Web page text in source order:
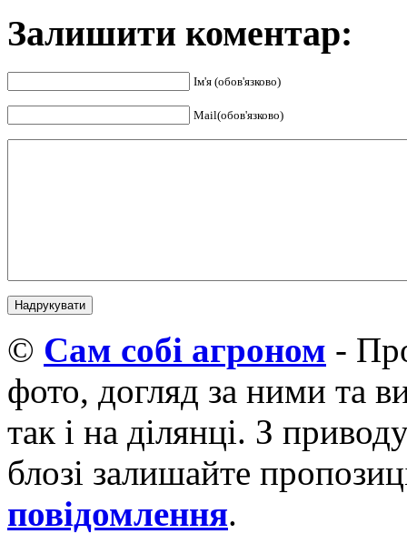
Залишити коментар:
Ім'я (обов'язково)
Mail(обов'язково)
© Cам собі агроном -
фото, догляд за ними та
так і на ділянці. З
блозі залишайте
повідомлення.